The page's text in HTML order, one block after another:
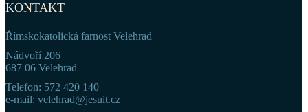
KONTAKT
Římskokatolická farnost Velehrad
Nádvoří 206
687 06 Velehrad
Telefon: 572 420 140
e-mail: velehrad@jesuit.cz